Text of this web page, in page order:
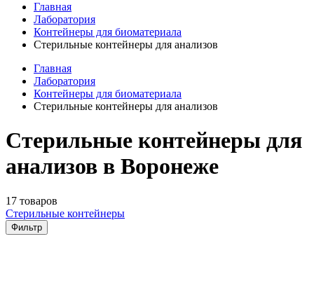
Главная
Лаборатория
Контейнеры для биоматериала
Стерильные контейнеры для анализов
Главная
Лаборатория
Контейнеры для биоматериала
Стерильные контейнеры для анализов
Стерильные контейнеры для
анализов в Воронеже
17 товаров
Стерильные контейнеры
Фильтр